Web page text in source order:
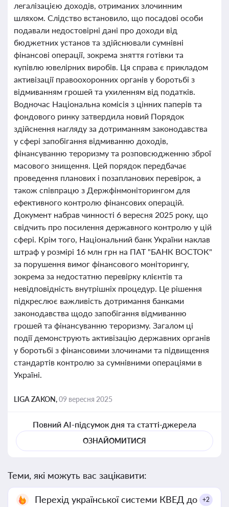
легалізацією доходів, отриманих злочинним
шляхом. Слідство встановило, що посадові особи
подавали недостовірні дані про доходи від
бюджетних установ та здійснювали сумнівні
фінансові операції, зокрема зняття готівки та
купівлю ювелірних виробів. Ця справа є прикладом
активізації правоохоронних органів у боротьбі з
відмиванням грошей та ухиленням від податків.
Водночас Національна комісія з цінних паперів та
фондового ринку затвердила новий Порядок
здійснення нагляду за дотриманням законодавства
у сфері запобігання відмиванню доходів,
фінансуванню тероризму та розповсюдженню зброї
масового знищення. Цей порядок передбачає
проведення планових і позапланових перевірок, а
також співпрацю з Держфінмоніторингом для
ефективного контролю фінансових операцій.
Документ набрав чинності 6 вересня 2025 року, що
свідчить про посилення державного контролю у цій
сфері. Крім того, Національний банк України наклав
штраф у розмірі 16 млн грн на ПАТ "БАНК ВОСТОК"
за порушення вимог фінансового моніторингу,
зокрема за недостатню перевірку клієнтів та
невідповідність внутрішніх процедур. Це рішення
підкреслює важливість дотримання банками
законодавства щодо запобігання відмиванню
грошей та фінансуванню тероризму. Загалом ці
події демонструють активізацію державних органів
у боротьбі з фінансовими злочинами та підвищення
стандартів контролю за сумнівними операціями в
Україні.
LIGA ZAKON,09 вересня 2025
Повний AI-підсумок дня та статті-джерела
ОЗНАЙОМИТИСЯ
Теми, які можуть вас зацікавити:
Перехід української системи КВЕД до
+2